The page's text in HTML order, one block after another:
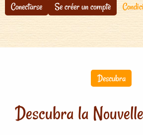
Conectarse Se créer un compte
Descubra
Descubra la